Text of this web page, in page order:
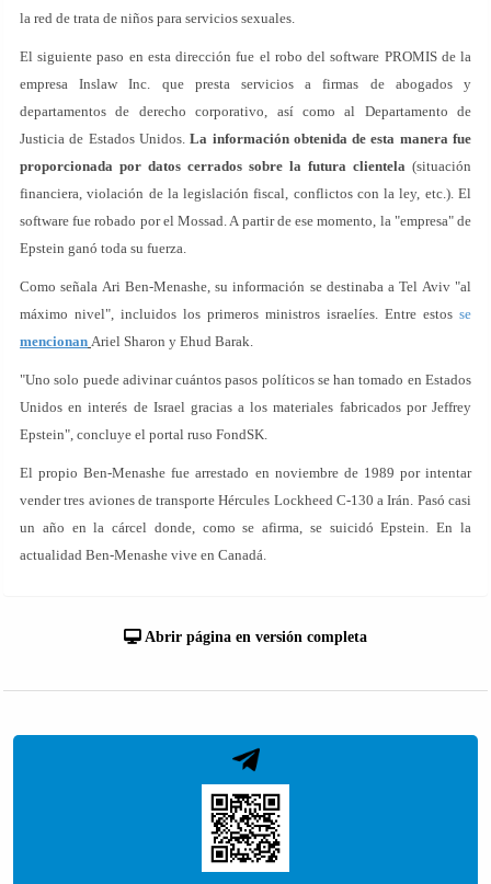
la red de trata de niños para servicios sexuales.
El siguiente paso en esta dirección fue el robo del software PROMIS de la
empresa Inslaw Inc. que presta servicios a firmas de abogados y
departamentos de derecho corporativo, así como al Departamento de
Justicia de Estados Unidos.La información obtenida de esta manera fue
proporcionada por datos cerrados sobre la futura clientela (situación
financiera, violación de la legislación fiscal, conflictos con la ley, etc.). El
software fue robado por el Mossad. A partir de ese momento, la "empresa" de
Epstein ganó toda su fuerza.
Como señala Ari Ben-Menashe, su información se destinaba a Tel Aviv "al
máximo nivel", incluidos los primeros ministros israelíes. Entre estos se
mencionan Ariel Sharon y Ehud Barak.
"Uno solo puede adivinar cuántos pasos políticos se han tomado en Estados
Unidos en interés de Israel gracias a los materiales fabricados por Jeffrey
Epstein", concluye el portal ruso FondSK.
El propio Ben-Menashe fue arrestado en noviembre de 1989 por intentar
vender tres aviones de transporte Hércules Lockheed C-130 a Irán. Pasó casi
un año en la cárcel donde, como se afirma, se suicidó Epstein. En la
actualidad Ben-Menashe vive en Canadá.
Abrir página en versión completa